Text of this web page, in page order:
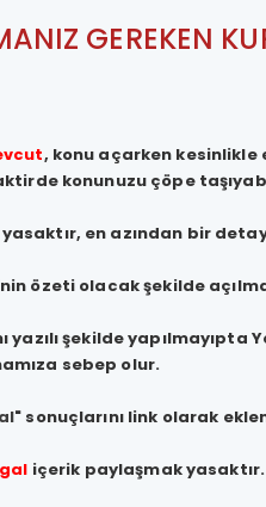
GEREKEN
, konu açarken kesinlikle
konunuzu çöpe
en azından bir
özeti olacak şekilde
şekilde yapılmayıpta
sebep olur.
" sonuçlarını link olarak
içerik paylaşmak yasaktır.